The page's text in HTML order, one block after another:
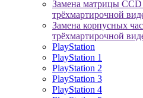
Замена матрицы
трёхмартирочной
Замена корпусных
трёхмартирочной
PlayStation
PlayStation 1
PlayStation 2
PlayStation 3
PlayStation 4